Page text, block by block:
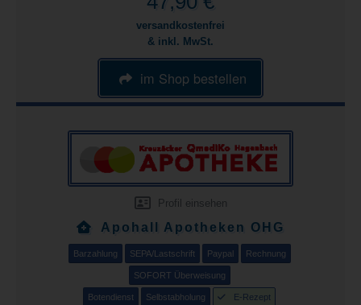
versandkostenfrei
& inkl. MwSt.
im Shop bestellen
Profil einsehen
Apohall Apotheken OHG
Barzahlung SEPA/Lastschrift Paypal Rechnung
SOFORT Überweisung
Botendienst Selbstabholung E-Rezept